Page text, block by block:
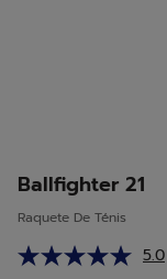
Ballfighter 21
Raquete De Ténis
5.0